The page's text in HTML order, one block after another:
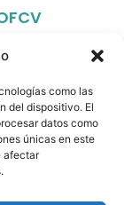
como las
del dispositivo. El
datos como
únicas en este
afectar